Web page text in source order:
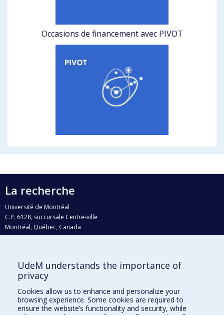
Occasions de financement avec PIVOT
La recherche
Université de Montréal
C.P. 6128, succursale Centre-ville
Montréal, Québec, Canada
H3C 3J7
Qui fait quoi?
Nous trouver
Plan du site
UdeM understands the importance of
privacy
Cookies allow us to enhance and personalize your
browsing experience. Some cookies are required to
ensure the website’s functionality and security, while